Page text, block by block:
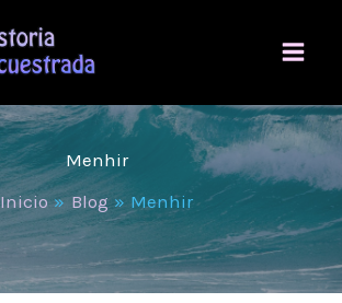
Menhir
Inicio
Blog Menhir